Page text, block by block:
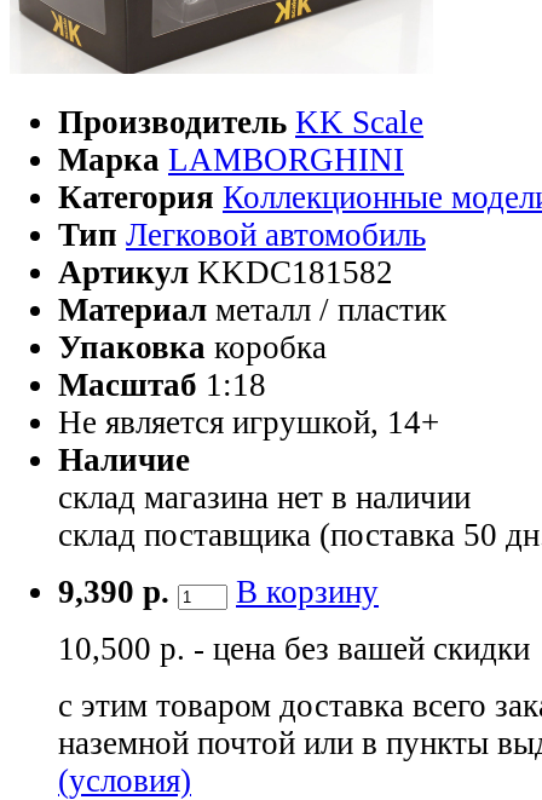
Производитель KK Scale
Марка LAMBORGHINI
Категория Коллекционные
Тип Легковой автомобиль
Артикул KKDC181582
Материал металл / пластик
Упаковка коробка
Масштаб 1:18
Не является игрушкой, 14+
Наличие
склад магазина нет в наличии
склад поставщика (поставка 50
9,390 р.
В корзину
10,500 р. - цена без вашей скидки
с этим товаром доставка всего
наземной почтой или в пункты
(условия)